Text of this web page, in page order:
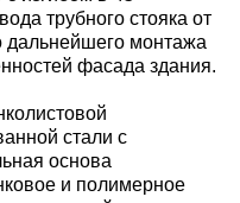
трубного стояка от
дальнейшего монтажа
фасада здания.
стали с
основа
и полимерное